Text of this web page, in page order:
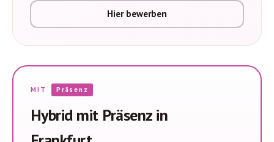
Hier bewerben
MIT Präsenz
Hybrid mit Präsenz in